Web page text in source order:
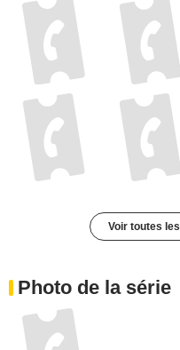
Voir toutes
Photo de la série